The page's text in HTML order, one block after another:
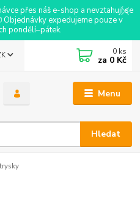
přes náš e-shop a nevztahují se
Objednávky expedujeme pouze v
pondělí–pátek.
Menu
Hledat
0 ks
za 0 Kč